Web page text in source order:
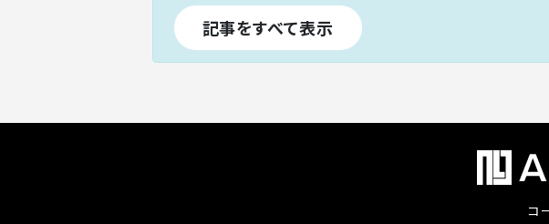
記事をすべて表示
コ